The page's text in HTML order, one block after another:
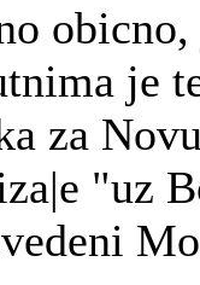
je
za
"uz